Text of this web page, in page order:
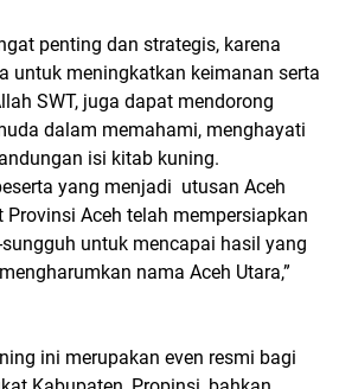
penting dan strategis, karena
untuk meningkatkan keimanan serta
SWT, juga dapat mendorong
dalam memahami, menghayati
isi kitab kuning.
yang menjadi utusan Aceh
Provinsi Aceh telah mempersiapkan
untuk mencapai hasil yang
nama Aceh Utara,”
ini merupakan even resmi bagi